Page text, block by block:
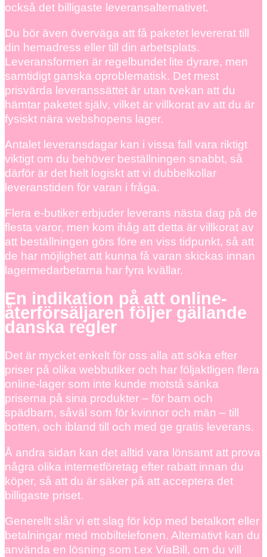
också det billigaste leveransalternativet.
Du bör även överväga att få paketet levererat till
din hemadress eller till din arbetsplats.
Leveransformen är regelbundet lite dyrare, men
samtidigt ganska oproblematisk. Det mest
prisvärda leveranssättet är utan tvekan att du
hämtar paketet själv, vilket är villkorat av att du är
fysiskt nära webshopens lager.
Antalet leveransdagar kan i vissa fall vara riktigt
viktigt om du behöver beställningen snabbt, så
därför är det helt logiskt att vi dubbelkollar
leveranstiden för varan i fråga.
Flera e-butiker erbjuder leverans nästa dag på de
flesta varor, men kom ihåg att detta är villkorat av
att beställningen görs före en viss tidpunkt, så att
de har möjlighet att kunna få varan skickas innan
lagermedarbetarna har fyra kvällar.
En indikation på att online-
återförsäljaren följer gällande
danska regler
Det är mycket enkelt för oss alla att söka efter
priser på olika webbutiker och har följaktligen flera
online-lager som inte kunde motstå sänka
priserna på sina produkter – för barn och
spädbarn, såväl som för kvinnor och män – till
botten, och ibland till och med ge gratis leverans.
Å andra sidan kan det alltid vara lönsamt att prova
några olika internetföretag efter rabatt innan du
köper, så att du är säker på att acceptera det
billigaste priset.
Generellt slår vi ett slag för köp med betalkort eller
betalningar med mobiltelefonen. Alternativt kan du
använda en lösning som t.ex ViaBill, om du vill